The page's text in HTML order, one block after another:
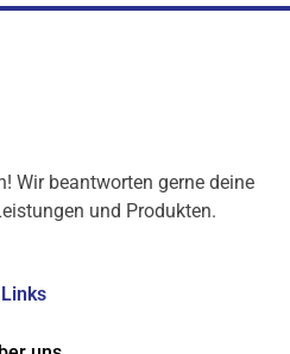
Wir beantworten gerne deine
und Produkten.
Links